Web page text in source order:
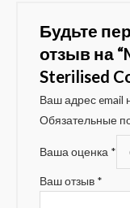
Будьте
отзыв на
Sterilised
Ваш адрес email
Обязательные
Ваша оценка *
Ваш отзыв *